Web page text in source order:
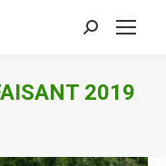
Search:
2019